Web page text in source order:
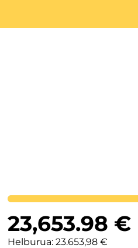
Lortutakoa
23,653.98 €
Helburua: 23.653,98 €